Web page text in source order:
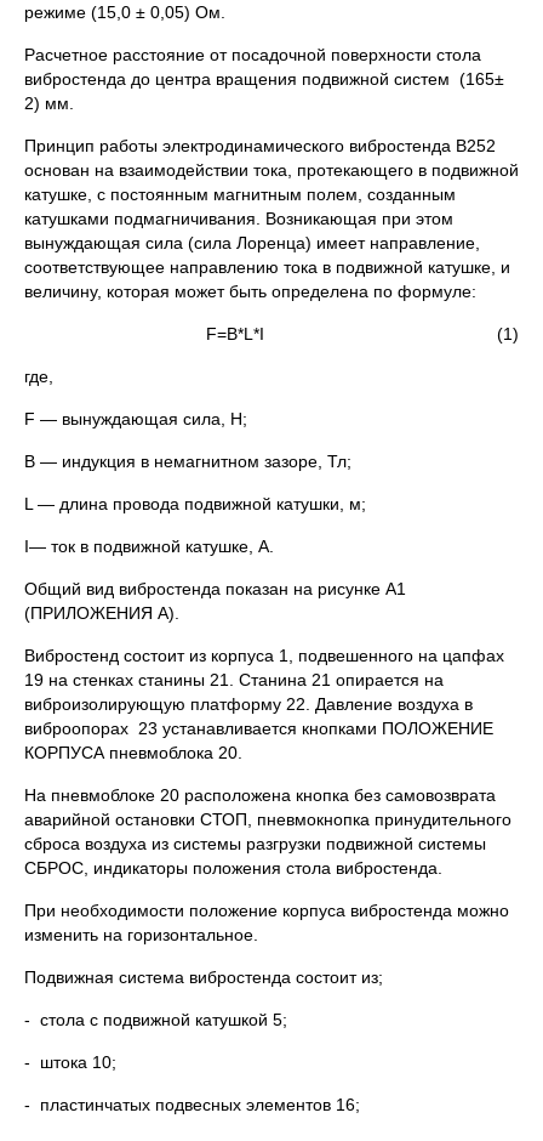
режиме (15,0 ± 0,05) Ом.
Расчетное расстояние от посадочной поверхности стола
вибростенда до центра вращения подвижной систем (165±
2) мм.
Принцип работы электродинамического вибростенда В252
основан на взаимодействии тока, протекающего в подвижной
катушке, с постоянным магнитным полем, созданным
катушками подмагничивания. Возникающая при этом
вынуждающая сила (сила Лоренца) имеет направление,
соответствующее направлению тока в подвижной катушке, и
величину, которая может быть определена по формуле:
F=B*L*I (1)
где,
F — вынуждающая сила, Н;
В — индукция в немагнитном зазоре, Тл;
L — длина провода подвижной катушки, м;
I— ток в подвижной катушке, А.
Общий вид вибростенда показан на рисунке А1
(ПРИЛОЖЕНИЯ А).
Вибростенд состоит из корпуса 1, подвешенного на цапфах
19 на стенках станины 21. Станина 21 опирается на
виброизолирующую платформу 22. Давление воздуха в
виброопорах 23 устанавливается кнопками ПОЛОЖЕНИЕ
КОРПУСА пневмоблока 20.
На пневмоблоке 20 расположена кнопка без самовозврата
аварийной остановки СТОП, пневмокнопка принудительного
сброса воздуха из системы разгрузки подвижной системы
СБРОС, индикаторы положения стола вибростенда.
При необходимости положение корпуса вибростенда можно
изменить на горизонтальное.
Подвижная система вибростенда состоит из;
- стола с подвижной катушкой 5;
- штока 10;
- пластинчатых подвесных элементов 16;